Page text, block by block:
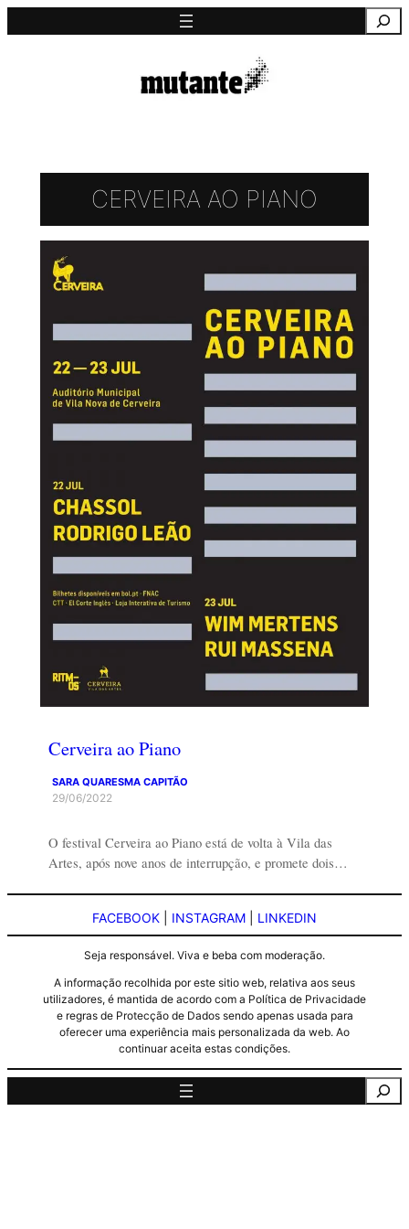
para
CERVEIRA AO PIANO
Cerveira ao Piano
SARA QUARESMA CAPITÃO
29/06/2022
O festival Cerveira ao Piano está de volta à Vila das
Artes, após nove anos de interrupção, e promete dois…
FACEBOOK INSTAGRAM LINKEDIN
Seja responsável. Viva e beba com moderação.
A informação recolhida por este sitio web, relativa aos seus
utilizadores, é mantida de acordo com a Política de Privacidade
e regras de Protecção de Dados sendo apenas usada para
oferecer uma experiência mais personalizada da web. Ao
continuar aceita estas condições.